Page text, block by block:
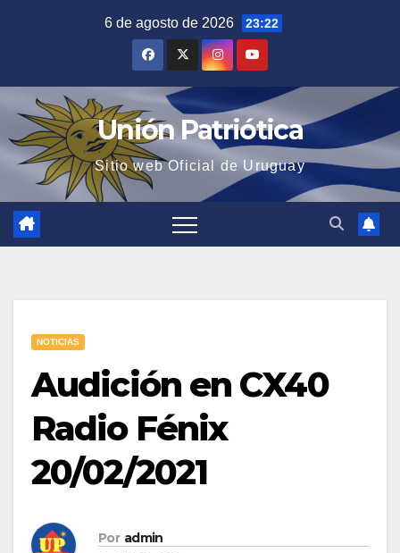
6 de agosto de 2026 23:22
Unión Patriótica
Sitio web Oficial de Uruguay
NOTICIAS
Audición en CX40
Radio Fénix
20/02/2021
Por admin